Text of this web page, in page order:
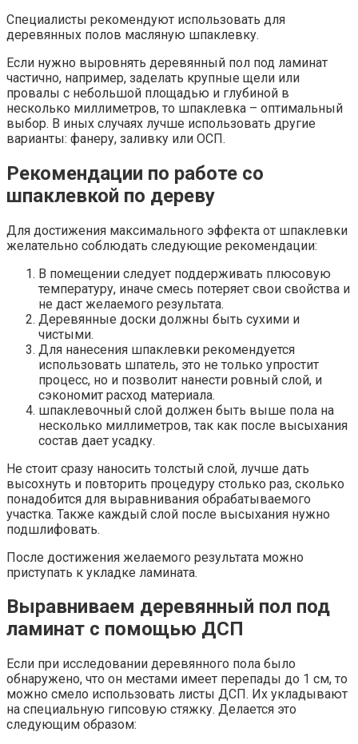
Специалисты рекомендуют использовать для
деревянных полов масляную шпаклевку.
Если нужно выровнять деревянный пол под ламинат
частично, например, заделать крупные щели или
провалы с небольшой площадью и глубиной в
несколько миллиметров, то шпаклевка – оптимальный
выбор. В иных случаях лучше использовать другие
варианты: фанеру, заливку или ОСП.
Рекомендации по работе со
шпаклевкой по дереву
Для достижения максимального эффекта от шпаклевки
желательно соблюдать следующие рекомендации:
В помещении следует поддерживать плюсовую
температуру, иначе смесь потеряет свои свойства и
не даст желаемого результата.
Деревянные доски должны быть сухими и
чистыми.
Для нанесения шпаклевки рекомендуется
использовать шпатель, это не только упростит
процесс, но и позволит нанести ровный слой, и
сэкономит расход материала.
шпаклевочный слой должен быть выше пола на
несколько миллиметров, так как после высыхания
состав дает усадку.
Не стоит сразу наносить толстый слой, лучше дать
высохнуть и повторить процедуру столько раз, сколько
понадобится для выравнивания обрабатываемого
участка. Также каждый слой после высыхания нужно
подшлифовать.
После достижения желаемого результата можно
приступать к укладке ламината.
Выравниваем деревянный пол под
ламинат с помощью ДСП
Если при исследовании деревянного пола было
обнаружено, что он местами имеет перепады до 1 см, то
можно смело использовать листы ДСП. Их укладывают
на специальную гипсовую стяжку. Делается это
следующим образом: